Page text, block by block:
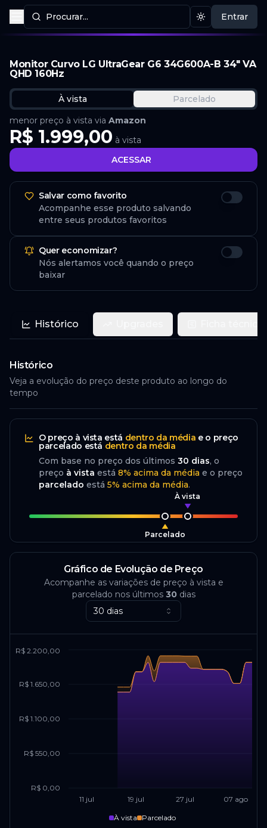
Procurar...
Procurar produtos Mudar tema
Entrar
Monitor Curvo LG UltraGear G6 34G600A-B 34" VA
QHD 160Hz
À vista
Parcelado
menor preço à vista via Amazon
R$ 1.999,00 à vista
ACESSAR
Salvar como favorito
Acompanhe esse produto salvando
entre seus produtos favoritos
Quer economizar?
Nós alertamos você quando o preço
baixar
Histórico
Histórico
Veja a evolução do preço deste produto ao longo do
tempo
O preço à vista está dentro da média e o preço
parcelado está dentro da média
Com base no preço dos últimos 30 dias, o
preço à vista está 8% acima da média e o preço
parcelado está 5% acima da média.
À vista
Parcelado
Gráfico de Evolução de Preço
Acompanhe as variações de preço à vista e
parcelado nos últimos 30dias
30 dias
11 jul 19 jul 27 jul 07 ago
R$ 0,00
R$ 550,00
R$ 1.100,00
R$ 1.650,00
R$ 2.200,00
À vista Parcelado